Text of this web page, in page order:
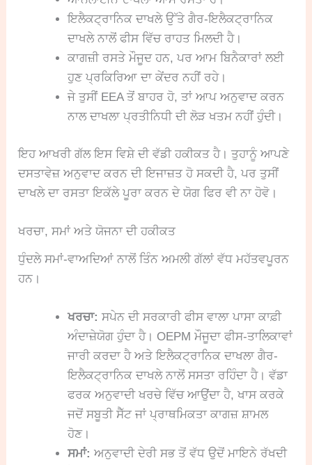
ਇਲੈਕਟ੍ਰਾਨਿਕ ਦਾਖਲੇ ਉੱਤੇ ਗੈਰ-ਇਲੈਕਟ੍ਰਾਨਿਕ
ਦਾਖਲੇ ਨਾਲੋਂ ਫੀਸ ਵਿੱਚ ਰਾਹਤ ਮਿਲਦੀ ਹੈ।
ਕਾਗਜ਼ੀ ਰਸਤੇ ਮੌਜੂਦ ਹਨ, ਪਰ ਆਮ ਬਿਨੈਕਾਰਾਂ ਲਈ
ਹੁਣ ਪ੍ਰਕਿਰਿਆ ਦਾ ਕੇਂਦਰ ਨਹੀਂ ਰਹੇ।
ਜੇ ਤੁਸੀਂ EEA ਤੋਂ ਬਾਹਰ ਹੋ, ਤਾਂ ਆਪ ਅਨੁਵਾਦ ਕਰਨ
ਨਾਲ ਦਾਖਲਾ ਪ੍ਰਤੀਨਿਧੀ ਦੀ ਲੋੜ ਖਤਮ ਨਹੀਂ ਹੁੰਦੀ।
ਇਹ ਆਖਰੀ ਗੱਲ ਇਸ ਵਿਸ਼ੇ ਦੀ ਵੱਡੀ ਹਕੀਕਤ ਹੈ। ਤੁਹਾਨੂੰ ਆਪਣੇ
ਦਸਤਾਵੇਜ਼ ਅਨੁਵਾਦ ਕਰਨ ਦੀ ਇਜਾਜ਼ਤ ਹੋ ਸਕਦੀ ਹੈ, ਪਰ ਤੁਸੀਂ
ਦਾਖਲੇ ਦਾ ਰਸਤਾ ਇਕੱਲੇ ਪੂਰਾ ਕਰਨ ਦੇ ਯੋਗ ਫਿਰ ਵੀ ਨਾ ਹੋਵੋ।
ਖਰਚਾ, ਸਮਾਂ ਅਤੇ ਯੋਜਨਾ ਦੀ ਹਕੀਕਤ
ਧੁੰਦਲੇ ਸਮਾਂ-ਵਾਅਦਿਆਂ ਨਾਲੋਂ ਤਿੰਨ ਅਮਲੀ ਗੱਲਾਂ ਵੱਧ ਮਹੱਤਵਪੂਰਨ
ਹਨ।
ਖਰਚਾ: ਸਪੇਨ ਦੀ ਸਰਕਾਰੀ ਫੀਸ ਵਾਲਾ ਪਾਸਾ ਕਾਫ਼ੀ
ਅੰਦਾਜ਼ੇਯੋਗ ਹੁੰਦਾ ਹੈ। OEPM ਮੌਜੂਦਾ ਫੀਸ-ਤਾਲਿਕਾਵਾਂ
ਜਾਰੀ ਕਰਦਾ ਹੈ ਅਤੇ ਇਲੈਕਟ੍ਰਾਨਿਕ ਦਾਖਲਾ ਗੈਰ-
ਇਲੈਕਟ੍ਰਾਨਿਕ ਦਾਖਲੇ ਨਾਲੋਂ ਸਸਤਾ ਰਹਿੰਦਾ ਹੈ। ਵੱਡਾ
ਫਰਕ ਅਨੁਵਾਦੀ ਖਰਚੇ ਵਿੱਚ ਆਉਂਦਾ ਹੈ, ਖਾਸ ਕਰਕੇ
ਜਦੋਂ ਸਬੂਤੀ ਸੈੱਟ ਜਾਂ ਪ੍ਰਾਥਮਿਕਤਾ ਕਾਗਜ਼ ਸ਼ਾਮਲ
ਹੋਣ।
ਸਮਾਂ: ਅਨੁਵਾਦੀ ਦੇਰੀ ਸਭ ਤੋਂ ਵੱਧ ਉਦੋਂ ਮਾਇਨੇ ਰੱਖਦੀ